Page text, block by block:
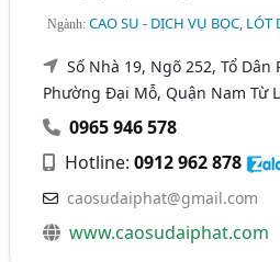
Ngành:CAO SU - DỊCH VỤ BỌC, LÓT
Số Nhà 19, Ngõ 252, Tổ
Phường Đại Mỗ, Quận Nam Từ
0965 946 578
Hotline:0912 962 878
caosudaiphat@gmail.com
www.caosudaiphat.com